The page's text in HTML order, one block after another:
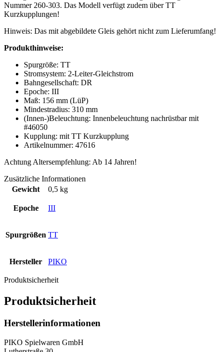
Nummer 260-303. Das Modell verfügt zudem über TT
Kurzkupplungen!
Hinweis: Das mit abgebildete Gleis gehört nicht zum Lieferumfang!
Produkthinweise:
Spurgröße: TT
Stromsystem: 2-Leiter-Gleichstrom
Bahngesellschaft: DR
Epoche: III
Maß: 156 mm (LüP)
Mindestradius: 310 mm
(Innen-)Beleuchtung: Innenbeleuchtung nachrüstbar mit
#46050
Kupplung: mit TT Kurzkupplung
Artikelnummer: 47616
Achtung Altersempfehlung: Ab 14 Jahren!
Zusätzliche Informationen
Gewicht
0,5 kg
Epoche III
Spurgrößen TT
Hersteller PIKO
Produktsicherheit
Produktsicherheit
Herstellerinformationen
PIKO Spielwaren GmbH